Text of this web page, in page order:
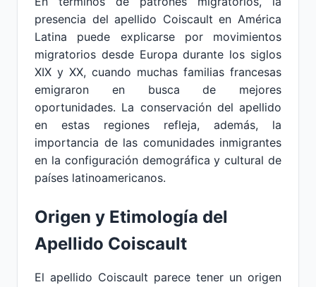
presencia del apellido Coiscault en América
Latina puede explicarse por movimientos
migratorios desde Europa durante los siglos
XIX y XX, cuando muchas familias francesas
emigraron en busca de mejores
oportunidades. La conservación del apellido
en estas regiones refleja, además, la
importancia de las comunidades inmigrantes
en la configuración demográfica y cultural de
países latinoamericanos.
Origen y Etimología del
Apellido Coiscault
El apellido Coiscault parece tener un origen